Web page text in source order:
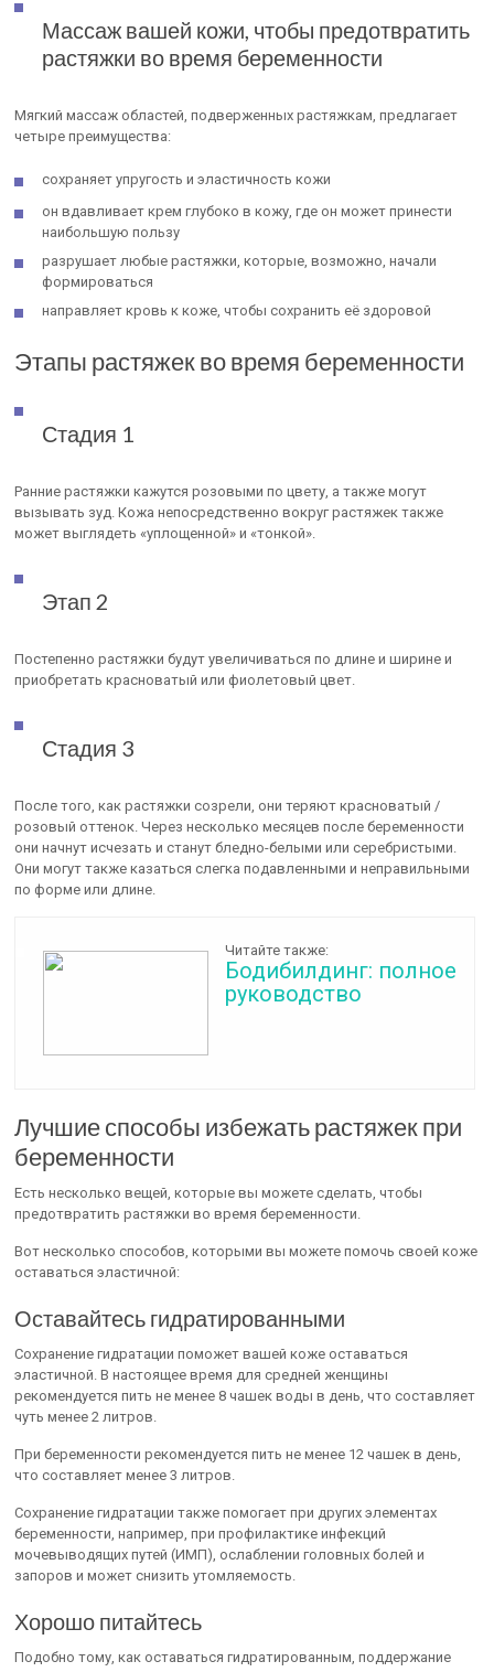
Массаж вашей кожи, чтобы предотвратить
растяжки во время беременности
Мягкий массаж областей, подверженных растяжкам, предлагает
четыре преимущества:
сохраняет упругость и эластичность кожи
он вдавливает крем глубоко в кожу, где он может принести
наибольшую пользу
разрушает любые растяжки, которые, возможно, начали
формироваться
направляет кровь к коже, чтобы сохранить её здоровой
Этапы растяжек во время беременности
Стадия 1
Ранние растяжки кажутся розовыми по цвету, а также могут
вызывать зуд. Кожа непосредственно вокруг растяжек также
может выглядеть «уплощенной» и «тонкой».
Этап 2
Постепенно растяжки будут увеличиваться по длине и ширине и
приобретать красноватый или фиолетовый цвет.
Стадия 3
После того, как растяжки созрели, они теряют красноватый /
розовый оттенок. Через несколько месяцев после беременности
они начнут исчезать и станут бледно-белыми или серебристыми.
Они могут также казаться слегка подавленными и неправильными
по форме или длине.
Читайте также:
Бодибилдинг: полное
руководство
Лучшие способы избежать растяжек при
беременности
Есть несколько вещей, которые вы можете сделать, чтобы
предотвратить растяжки во время беременности.
Вот несколько способов, которыми вы можете помочь своей коже
оставаться эластичной:
Оставайтесь гидратированными
Сохранение гидратации поможет вашей коже оставаться
эластичной. В настоящее время для средней женщины
рекомендуется пить не менее 8 чашек воды в день, что составляет
чуть менее 2 литров.
При беременности рекомендуется пить не менее 12 чашек в день,
что составляет менее 3 литров.
Сохранение гидратации также помогает при других элементах
беременности, например, при профилактике инфекций
мочевыводящих путей (ИМП), ослаблении головных болей и
запоров и может снизить утомляемость.
Хорошо питайтесь
Подобно тому, как оставаться гидратированным, поддержание